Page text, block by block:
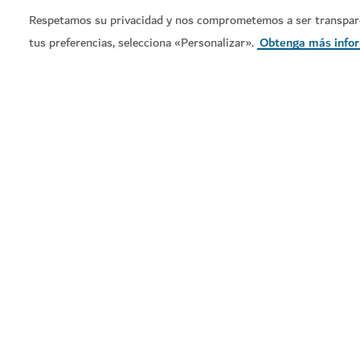
Respetamos su privacidad y nos comprometemos a ser
tus preferencias, selecciona «Personalizar». Obtenga más
#Comida y bebida #Café #